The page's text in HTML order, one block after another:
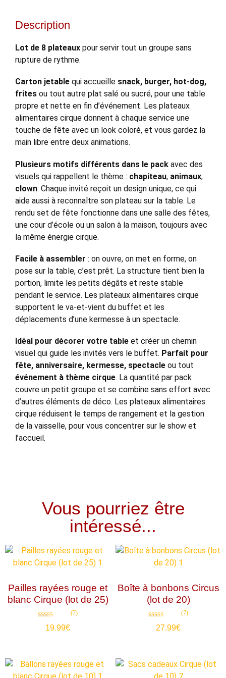
Description
Lot de 8 plateaux pour servir tout un groupe sans
rupture de rythme.
Carton jetable qui accueille snack, burger, hot-dog,
frites ou tout autre plat salé ou sucré, pour une table
propre et nette en fin d’événement. Les plateaux
alimentaires cirque donnent à chaque service une
touche de fête avec un look coloré, et vous gardez la
main libre entre deux animations.
Plusieurs motifs différents dans le pack avec des
visuels qui rappellent le thème : chapiteau, animaux,
clown. Chaque invité reçoit un design unique, ce qui
aide aussi à reconnaître son plateau sur la table. Le
rendu set de fête fonctionne dans une salle des fêtes,
une cour d’école ou un salon à la maison, toujours avec
la même énergie cirque.
Facile à assembler : on ouvre, on met en forme, on
pose sur la table, c’est prêt. La structure tient bien la
portion, limite les petits dégâts et reste stable
pendant le service. Les plateaux alimentaires cirque
supportent le va-et-vient du buffet et les
déplacements d’une kermesse à un spectacle.
Idéal pour décorer votre table et créer un chemin
visuel qui guide les invités vers le buffet. Parfait pour
fête, anniversaire, kermesse, spectacle ou tout
événement à thème cirque. La quantité par pack
couvre un petit groupe et se combine sans effort avec
d’autres éléments de déco. Les plateaux alimentaires
cirque réduisent le temps de rangement et la gestion
de la vaisselle, pour vous concentrer sur le show et
l’accueil.
Vous pourriez être
intéressé...
Pailles rayées rouge et
blanc Cirque (lot de 25)
4.71
(7)
19.99€
Boîte à bonbons Circus
(lot de 20)
4.71
(7)
27.99€